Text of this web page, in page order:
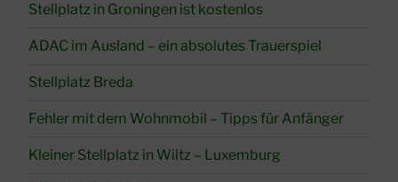
Stellplatz in Groningen ist kostenlos
ADAC im Ausland – ein absolutes Trauerspiel
Stellplatz Breda
Fehler mit dem Wohnmobil – Tipps für Anfänger
Kleiner Stellplatz in Wiltz – Luxemburg